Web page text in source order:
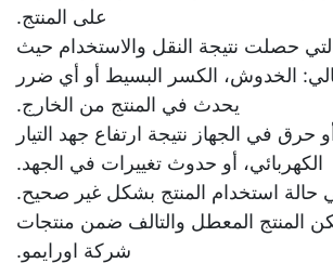
على المنتج.
حصلت نتيجة النقل والاستخدام حيث
الخدوش، الكسر البسيط أو أي ضرر
يحدث في المنتج من الخارج.
حرق في الجهاز نتيجة ارتفاع جهد التيار
الكهربائي، أو حدوث تغييرات في الجهد.
حالة استخدام المنتج بشكل غير صحيح.
المنتج المعطل والتالف ضمن منتجات
شركة اورايمو.